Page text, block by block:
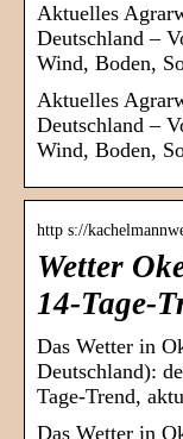
Aktuelles
Deutschland –
Wind, Boden,
Aktuelles
Deutschland –
Wind, Boden,
http s://
Wetter
14-Tage-
Das Wetter in
Deutschland):
Tage-Trend,
Das Wetter in